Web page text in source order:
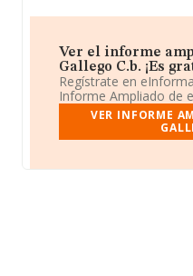
Ver el informe
Gallego C.b. ¡Es
Regístrate en
Informe Ampliado de
VER INFORME